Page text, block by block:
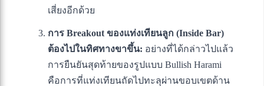
เสี่ยงอีกด้วย
การ Breakout ของแท่งเทียนลูก (Inside Bar)
ต้องไปในทิศทางขาขึ้น: อย่างที่ได้กล่าวไปแล้ว
การยืนยันสุดท้ายของรูปแบบ Bullish Harami
คือการที่แท่งเทียนถัดไปทะลุผ่านขอบเขตด้าน